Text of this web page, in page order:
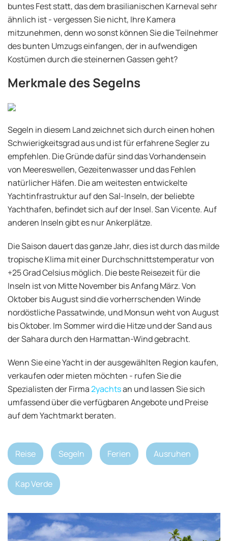
buntes Fest statt, das dem brasilianischen Karneval sehr
ähnlich ist - vergessen Sie nicht, Ihre Kamera
mitzunehmen, denn wo sonst können Sie die Teilnehmer
des bunten Umzugs einfangen, der in aufwendigen
Kostümen durch die steinernen Gassen geht?
Merkmale des Segelns
Segeln in diesem Land zeichnet sich durch einen hohen
Schwierigkeitsgrad aus und ist für erfahrene Segler zu
empfehlen. Die Gründe dafür sind das Vorhandensein
von Meereswellen, Gezeitenwasser und das Fehlen
natürlicher Häfen. Die am weitesten entwickelte
Yachtinfrastruktur auf den Sal-Inseln, der beliebte
Yachthafen, befindet sich auf der Insel. San Vicente. Auf
anderen Inseln gibt es nur Ankerplätze.
Die Saison dauert das ganze Jahr, dies ist durch das milde
tropische Klima mit einer Durchschnittstemperatur von
+25 Grad Celsius möglich. Die beste Reisezeit für die
Inseln ist von Mitte November bis Anfang März. Von
Oktober bis August sind die vorherrschenden Winde
nordöstliche Passatwinde, und Monsun weht von August
bis Oktober. Im Sommer wird die Hitze und der Sand aus
der Sahara durch den Harmattan-Wind gebracht.
Wenn Sie eine Yacht in der ausgewählten Region kaufen,
verkaufen oder mieten möchten - rufen Sie die
Spezialisten der Firma2yachtsan und lassen Sie sich
umfassend über die verfügbaren Angebote und Preise
auf dem Yachtmarkt beraten.
Reise Segeln Ferien Ausruhen
Kap Verde